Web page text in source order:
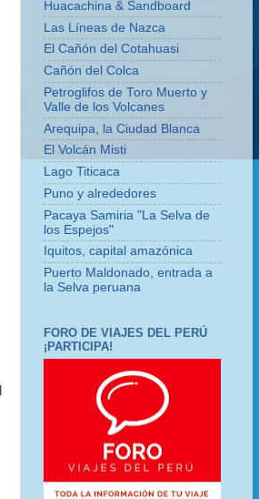
Huacachina & Sandboard
Las Líneas de Nazca
El Cañón del Cotahuasi
Cañón del Colca
Petroglifos de Toro Muerto y
Valle de los Volcanes
Arequipa, la Ciudad Blanca
El Volcán Misti
Lago Titicaca
Puno y alrededores
Pacaya Samiria "La Selva de
los Espejos"
Iquitos, capital amazónica
Puerto Maldonado, entrada a
la Selva peruana
FORO DE VIAJES DEL PERÚ
¡PARTICIPA!